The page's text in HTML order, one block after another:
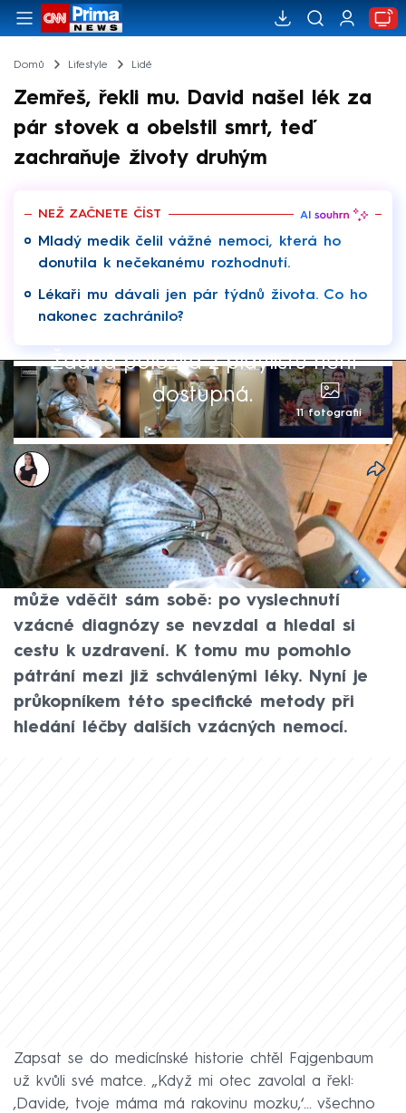
Domů Lifestyle Lidé
Zemřeš, řekli mu. David našel lék za
pár stovek a obelstil smrt, teď
zachraňuje životy druhým
NEŽ ZAČNETE ČÍST
Mladý medik čelil vážné nemoci, která ho
donutila k nečekanému rozhodnutí.
Lékaři mu dávali jen pár týdnů života. Co ho
nakonec zachránilo?
Žádná položka z playlistu není
dostupná.
11 fotografií
Monika Kabourková
23. lis 2025, 07:57
Pětkrát byl na pokraji smrti, dnes přitom
doktor David Fajgenbaum žije plnohodnotný
život bez jakýchkoli omezení. Za život
může vděčit sám sobě: po vyslechnutí
vzácné diagnózy se nevzdal a hledal si
cestu k uzdravení. K tomu mu pomohlo
pátrání mezi již schválenými léky. Nyní je
průkopníkem této specifické metody při
hledání léčby dalších vzácných nemocí.
Zapsat se do medicínské historie chtěl Fajgenbaum
už kvůli své matce. „Když mi otec zavolal a řekl:
‚Davide, tvoje máma má rakovinu mozku,‘... všechno